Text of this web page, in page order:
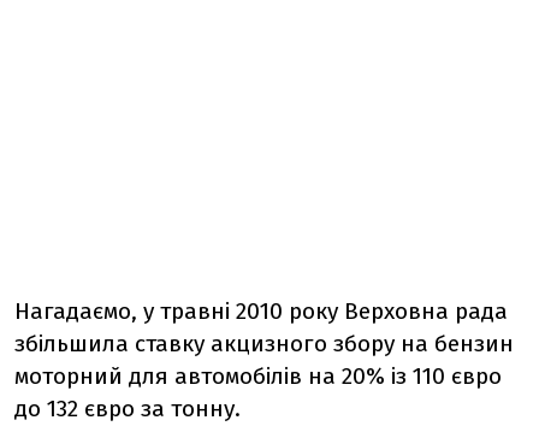
Нагадаємо, у травні 2010 року Верховна рада
збільшила ставку акцизного збору на бензин
моторний для автомобілів на 20% із 110 євро
до 132 євро за тонну.